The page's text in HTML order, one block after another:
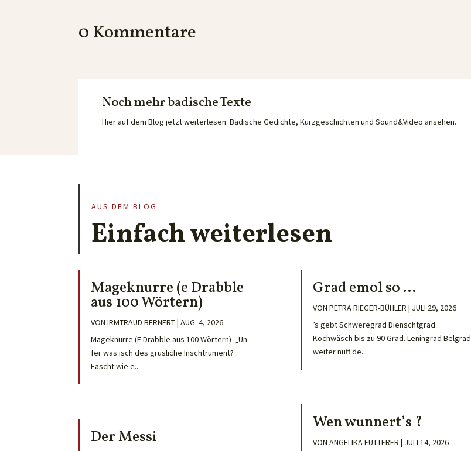
0 Kommentare
Noch mehr badische Texte
Hier auf dem Blog jetzt weiterlesen: Badische Gedichte, Kurzgeschichten und Sound&Video ansehen.
AUS DEM BLOG
Einfach weiterlesen
Mageknurre (e Drabble
aus 100 Wörtern)
VONIRMTRAUD BERNERT|AUG. 4, 2026
Mageknurre (E Drabble aus 100 Wörtern) „Un
fer was isch des grusliche Inschtrument?
Fascht wie e...
Der Messi
Grad emol so …
VON PETRA RIEGER-BÜHLER | JULI 29, 2026
’s gebt Schweregrad Dienschtgrad
Kochwäsch bis zu 90 Grad. Leningrad Belgrad
weiter nuff de...
Wen wunnert’s ?
VON ANGELIKA FUTTERER | JULI 14, 2026